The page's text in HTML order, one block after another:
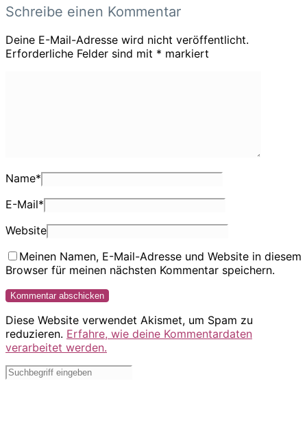
Schreibe einen Kommentar
Deine E-Mail-Adresse wird nicht veröffentlicht.
Erforderliche Felder sind mit * markiert
Name*
E-Mail*
Website
Meinen Namen, E-Mail-Adresse und Website in diesem
Browser für meinen nächsten Kommentar speichern.
Diese Website verwendet Akismet, um Spam zu
reduzieren. Erfahre, wie deine Kommentardaten
verarbeitet werden.